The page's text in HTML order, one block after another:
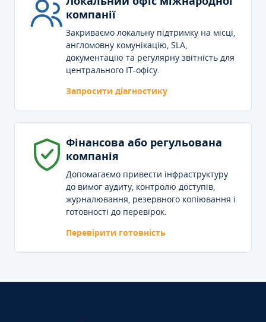
компанії
Закриваємо локальну підтримку на місці,
англомовну комунікацію, SLA,
документацію та регулярну звітність для
центрального IT-офісу.
Запросити діагностику
Фінансова або регульована
компанія
Допомагаємо привести інфраструктуру
до вимог аудиту, контролю доступів,
журналювання, резервного копіювання і
готовності до перевірок.
Перевірити готовність